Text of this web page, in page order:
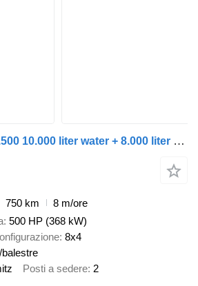
MAN NEW! TGS 41.500 10.000 liter water + 8.000 liter foamtank
750 km
8 m/ore
500 HP (368 kW)
8x4
Posti a sedere 2